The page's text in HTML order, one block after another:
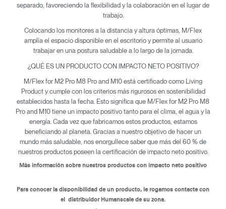
Box
separado, favoreciendo la flexibilidad y la colaboración en el lugar de
trabajo.
Colocando los monitores a la distancia y altura óptimas, M/Flex
amplía el espacio disponible en el escritorio y permite al usuario
trabajar en una postura saludable a lo largo de la jornada.
¿QUÉ ES UN PRODUCTO CON IMPACTO NETO POSITIVO?
M/Flex for M2 Pro M8 Pro and M10 está certificado como Living
Product y cumple con los criterios más rigurosos en sostenibilidad
establecidos hasta la fecha. Esto significa que M/Flex for M2 Pro M8
Pro and M10 tiene un impacto positivo tanto para el clima, el agua y la
energía. Cada vez que fabricamos estos productos, estamos
beneficiando al planeta. Gracias a nuestro objetivo de hacer un
mundo más saludable, nos enorgullece saber que más del 60 % de
nuestros productos poseen la certificación de impacto neto positivo.
Más información sobre nuestros productos con impacto neto positivo
Para conocer la disponibilidad de un producto, le rogamos contacte con
el distribuidor Humanscale de su zona.